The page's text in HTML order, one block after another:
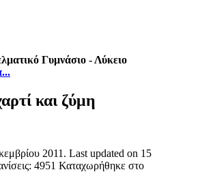
Γυμνάσιο - Λύκειο
και ζύμη
2011 . Last updated on 15
4951 Καταχωρήθηκε στο